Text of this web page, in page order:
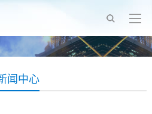
闻中心